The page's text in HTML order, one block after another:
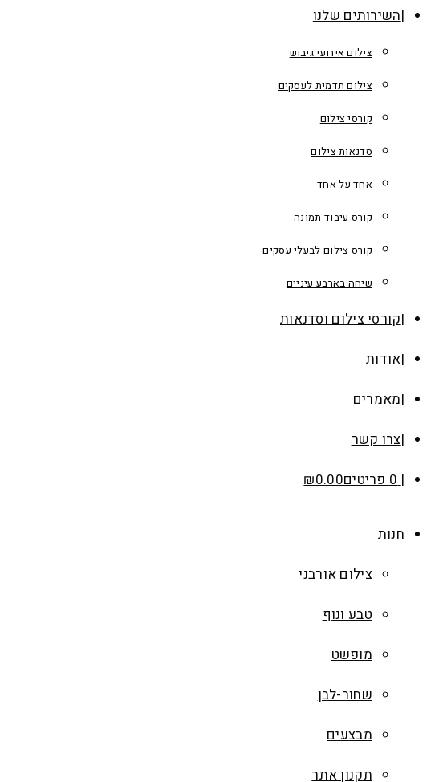
השירותים שלנו
צילום אירועי גיבוש
צילום תדמית לעסקים
קורסי צילום
סדנאות צילום
אחד על אחד
קורס עיבוד תמונה
קורס צילום לבעלי עסקים
שיחה בארבע עיניים
קורסי צילום וסדנאות
אודות
מאמרים
צרו קשר
0 פריטים
₪0.00
חנות
צילום אורבני
טבע ונוף
מופשט
שחור-לבן
מבצעים
תקנון אתר